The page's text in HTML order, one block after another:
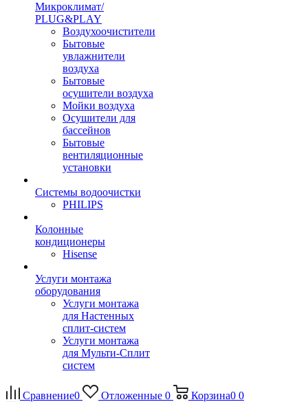
Микроклимат/
PLUG&PLAY
Воздухоочистители
Бытовые
увлажнители
воздуха
Бытовые
осушители воздуха
Мойки воздуха
Осушители для
бассейнов
Бытовые
вентиляционные
установки
Системы водоочистки
PHILIPS
Колонные
кондиционеры
Hisense
Услуги монтажа
оборудования
Услуги монтажа
для Настенных
сплит-систем
Услуги монтажа
для Мульти-Сплит
систем
Сравнение0 Отложенные 0 Корзина0 0